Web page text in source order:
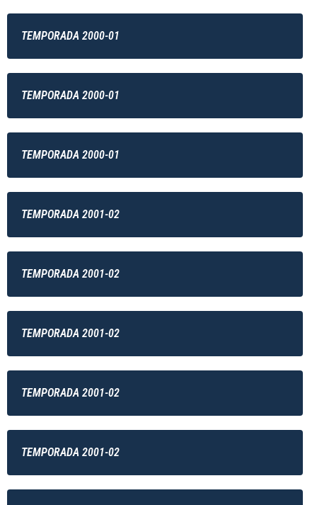
TEMPORADA 2000-01
TEMPORADA 2000-01
TEMPORADA 2000-01
TEMPORADA 2001-02
TEMPORADA 2001-02
TEMPORADA 2001-02
TEMPORADA 2001-02
TEMPORADA 2001-02